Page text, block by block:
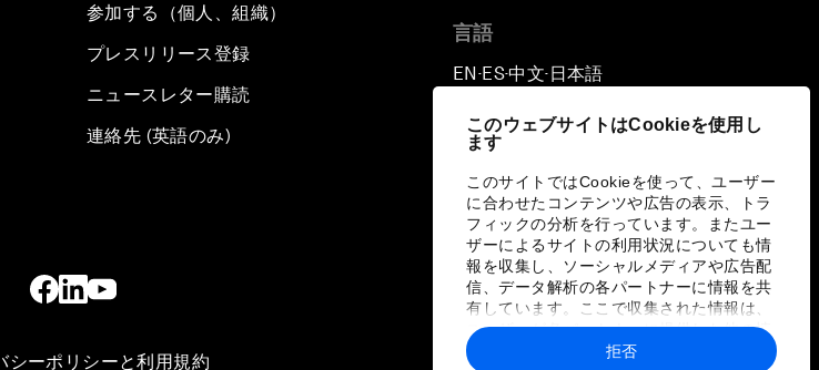
このウェブサイトはCookieを使用し
ます
このサイトではCookieを使って、ユーザー
に合わせたコンテンツや広告の表示、トラ
フィックの分析を行っています。またユー
ザーによるサイトの利用状況についても情
報を収集し、ソーシャルメディアや広告配
信、データ解析の各パートナーに情報を共
有しています。ここで収集された情報は、
ユーザーが各パートナーに提供した他の情
報や各パートナーのサービスを使用した際
拒否
参加する（個人、組織）
プレスリリース登録
ニュースレター購読
連絡先 (英語のみ)
言語
EN ▪ ES▪中文▪ 日本語
シーポリシーと利用規約